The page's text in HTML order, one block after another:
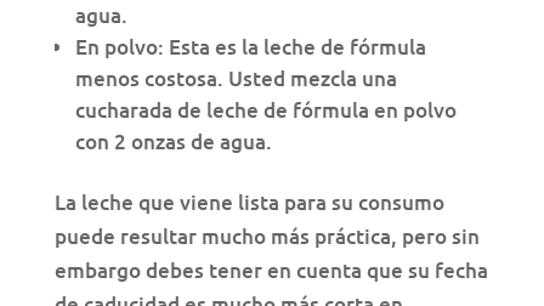
agua.
En polvo: Esta es la leche de fórmula
menos costosa. Usted mezcla una
cucharada de leche de fórmula en polvo
con 2 onzas de agua.
La leche que viene lista para su consumo
puede resultar mucho más práctica, pero sin
embargo debes tener en cuenta que su fecha